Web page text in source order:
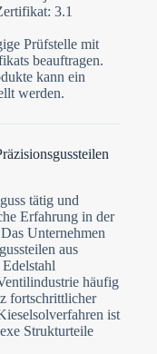
3.1
Prüfstelle mit
beauftragen.
kann ein
werden.
tätig und
Erfahrung in der
Unternehmen
aus
häufig
fortschrittlicher
ist
Strukturteile